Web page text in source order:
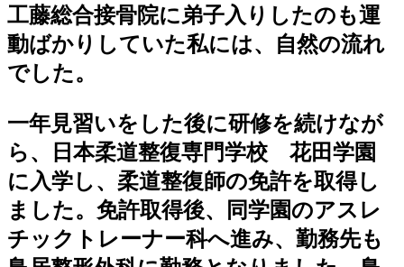
工藤総合接骨院に弟子入りしたのも運
動ばかりしていた私には、自然の流れ
でした。
一年見習いをした後に研修を続けなが
ら、日本柔道整復専門学校 花田学園
に入学し、柔道整復師の免許を取得し
ました。免許取得後、同学園のアスレ
チックトレーナー科へ進み、勤務先も